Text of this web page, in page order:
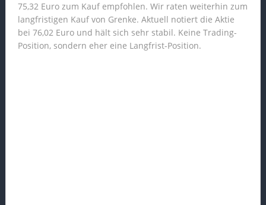
75,32 Euro zum Kauf empfohlen. Wir raten weiterhin zum
langfristigen Kauf von Grenke. Aktuell notiert die Aktie
bei 76,02 Euro und hält sich sehr stabil. Keine Trading-
Position, sondern eher eine Langfrist-Position.